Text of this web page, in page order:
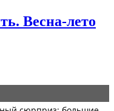
Весна-лето